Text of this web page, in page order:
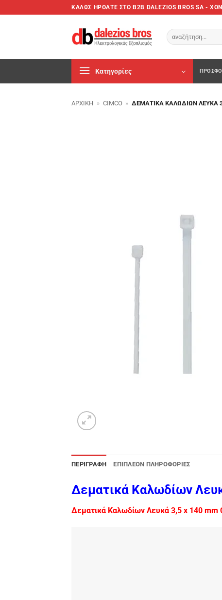
στο
ΚΑΛΩΣ ΗΡΘΑΤΕ ΣTO B2B DALEZIOS BROS SA -
Αναζήτηση
για:
Κατηγορίες
ΑΡΧΙΚΉ » CIMCO » ΔΕΜΑΤΙΚΆ ΚΑΛΩΔΊΩΝ ΛΕΥΚΆ
ΠΕΡΙΓΡΑΦΉ ΕΠΙΠΛΈΟΝ ΠΛΗΡΟΦΟΡΊΕΣ
Δεματικά Καλωδίων
Δεματικά Καλωδίων Λευκά 3,5 x 140 mm